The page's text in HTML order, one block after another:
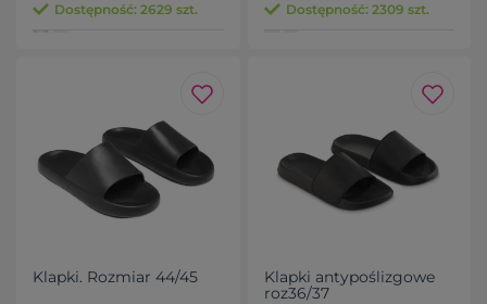
Dostępność: 2629 szt. Dostępność: 2309 szt.
Klapki. Rozmiar 44/45
Klapki antypoślizgowe
roz36/37